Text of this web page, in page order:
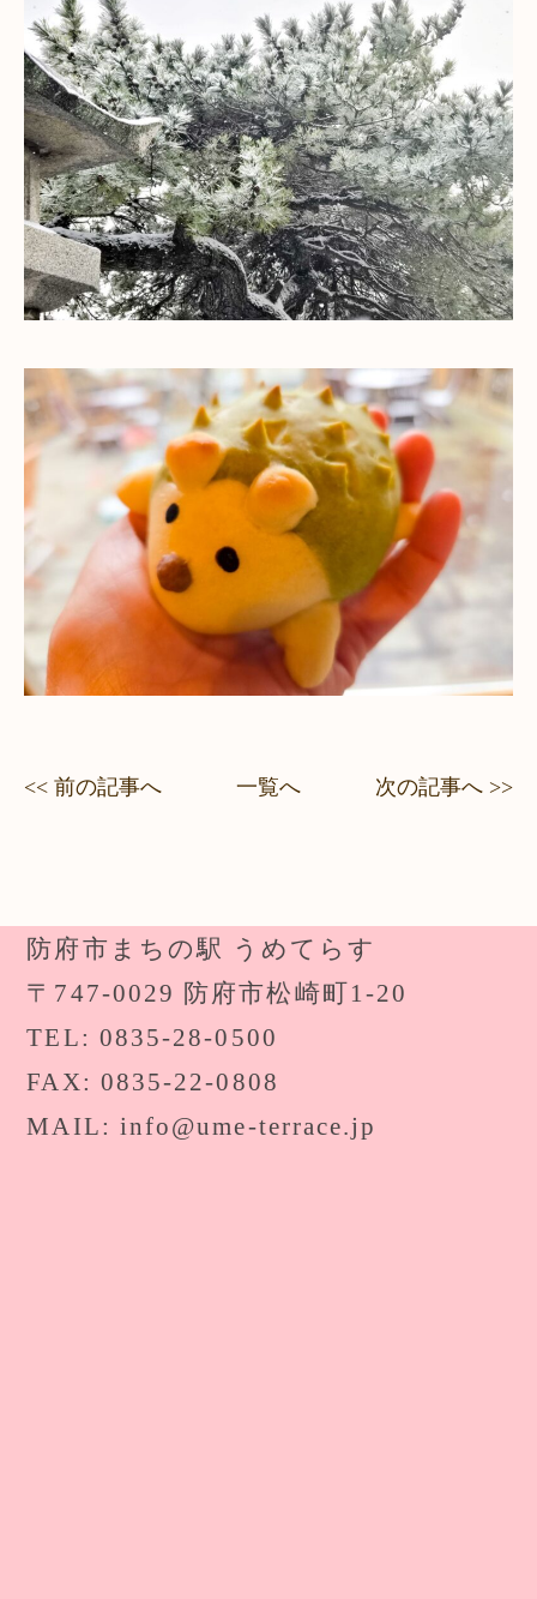
<< 前の記事へ 一覧へ 次の記事へ >>
防府市まちの駅 うめてらす
〒747-0029 防府市松崎町1-20
TEL: 0835-28-0500
FAX: 0835-22-0808
MAIL: info@ume-terrace.jp